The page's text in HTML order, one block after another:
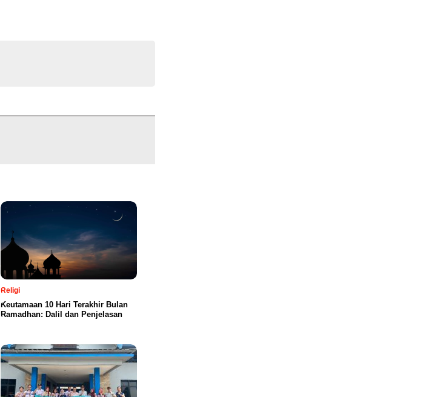
Religi
Keutamaan 10 Hari Terakhir Bulan
Ramadhan: Dalil dan Penjelasan